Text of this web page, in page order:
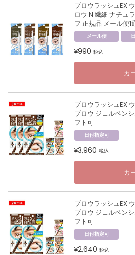
ブロウラッシュEX
ロウ N 繊細 ナチュ
フ 正規品 メール便
メール便
¥990 税込
カ
ブロウラッシュEX
ブロウ ジェルペン
フト可
日付指定可
¥3,960 税込
カ
ブロウラッシュEX
ブロウ ジェルペン
フト可
日付指定可
¥2,640 税込